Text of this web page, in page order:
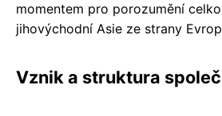
momentem pro porozumění
jihovýchodní Asie ze strany
Vznik a struktura